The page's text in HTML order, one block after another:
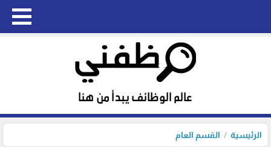
الرئيسية القسم العام